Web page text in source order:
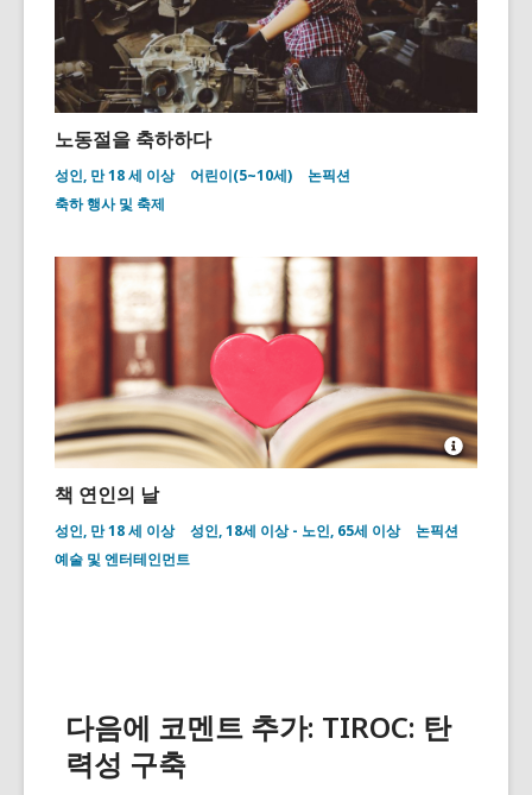
노동절을 축하하다
성인, 만 18 세 이상 어린이(5~10세)
논픽션
축하 행사 및 축제
Open
for
Open
책 연인의 날
성인, 만 18 세 이상 성인, 18세 이상 - 노인, 65세 이상
논픽션
예술 및 엔터테인먼트
다음에 코멘트 추가: TIROC: 탄
력성 구축